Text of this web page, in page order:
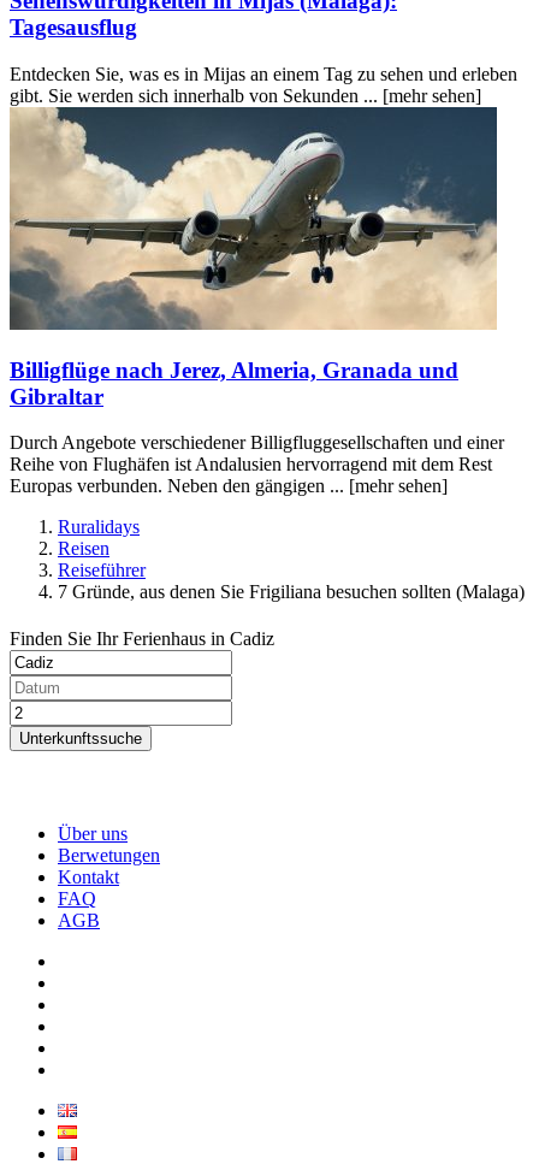
Tagesausflug
Entdecken Sie, was es in Mijas an einem Tag zu sehen und erleben
gibt. Sie werden sich innerhalb von Sekunden ... [mehr sehen]
Billigflüge nach Jerez, Almeria, Granada und
Gibraltar
Durch Angebote verschiedener Billigfluggesellschaften und einer
Reihe von Flughäfen ist Andalusien hervorragend mit dem Rest
Europas verbunden. Neben den gängigen ... [mehr sehen]
Ruralidays
Reisen
Reiseführer
7 Gründe, aus denen Sie Frigiliana besuchen sollten (Malaga)
Finden Sie Ihr Ferienhaus in Cadiz
Unterkunftssuche
Über uns
Berwetungen
Kontakt
FAQ
AGB